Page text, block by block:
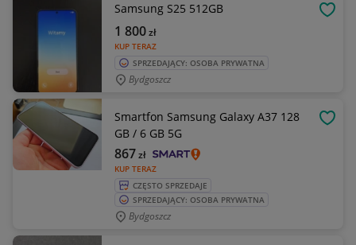
Samsung S25 512GB
KUP TERAZ
1 800zł
SPRZEDAJĄCY: OSOBA PRYWATNA
Bydgoszcz
Smartfon Samsung Galaxy A37 128
GB / 6 GB 5G
KUP TERAZ
867zł
CZĘSTO SPRZEDAJE
SPRZEDAJĄCY: OSOBA PRYWATNA
Bydgoszcz